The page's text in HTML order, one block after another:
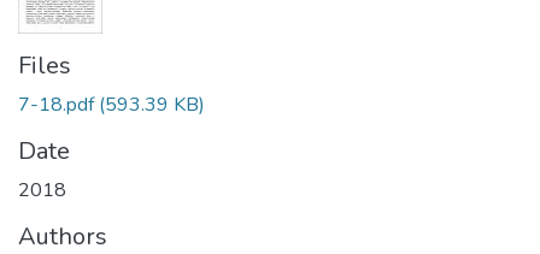
Files
7-18.pdf(593.39 KB)
Date
2018
Authors